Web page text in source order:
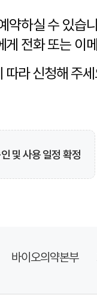
약하실 수 있습
전화 또는 이
라 신청해 주세
및 사용 일정 확정
바이오의약본부